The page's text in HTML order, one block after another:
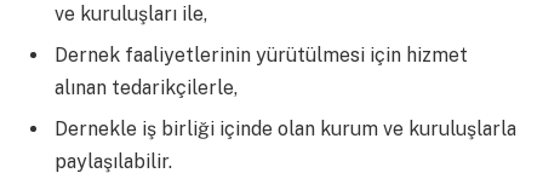
ve kuruluşları ile,
Dernek faaliyetlerinin yürütülmesi için hizmet
alınan tedarikçilerle,
Dernekle iş birliği içinde olan kurum ve kuruluşlarla
paylaşılabilir.